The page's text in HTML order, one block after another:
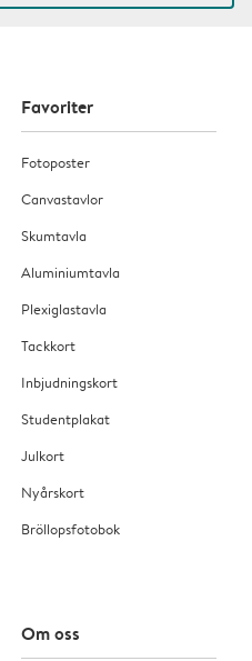
Favoriter
Fotoposter
Canvastavlor
Skumtavla
Aluminiumtavla
Plexiglastavla
Tackkort
Inbjudningskort
Studentplakat
Julkort
Nyårskort
Bröllopsfotobok
Om oss